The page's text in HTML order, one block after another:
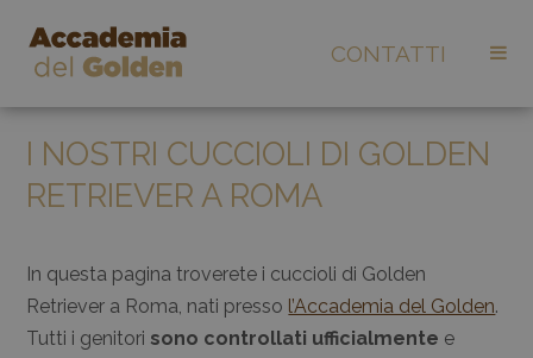
CONTATTI
I NOSTRI CUCCIOLI DI GOLDEN
RETRIEVER A ROMA
In questa pagina troverete i cuccioli di Golden
Retriever a Roma, nati presso l’Accademia del Golden.
Tutti i genitori sono controllati ufficialmente e